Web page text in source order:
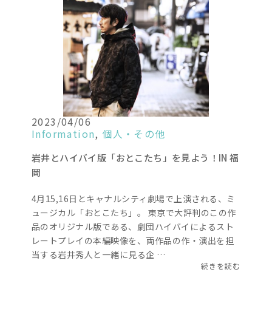
2023/04/06
Information, 個人・その他
岩井とハイバイ版「おとこたち」を見よう！IN 福
岡
4月15,16日とキャナルシティ劇場で上演される、ミ
ュージカル「おとこたち」。 東京で大評判のこの作
品のオリジナル版である、劇団ハイバイによるスト
レートプレイの本編映像を、両作品の作・演出を担
当する岩井秀人と一緒に見る企 …
続きを読む